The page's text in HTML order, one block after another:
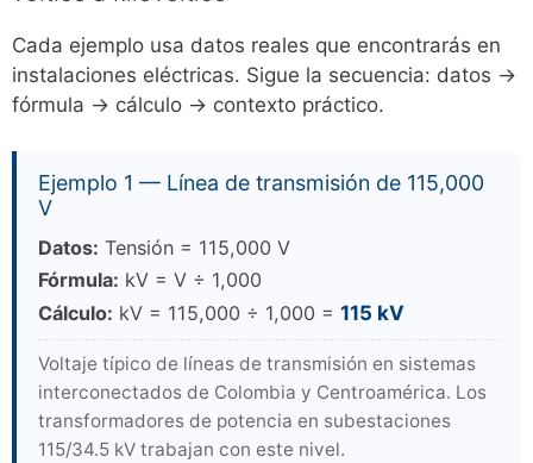
Cada ejemplo usa datos reales que encontrarás en
instalaciones eléctricas. Sigue la secuencia: datos →
fórmula → cálculo → contexto práctico.
Ejemplo 1 — Línea de transmisión de 115,000
V
Datos: Tensión = 115,000 V
Fórmula: kV = V ÷ 1,000
Cálculo: kV = 115,000 ÷ 1,000 = 115 kV
Voltaje típico de líneas de transmisión en sistemas
interconectados de Colombia y Centroamérica. Los
transformadores de potencia en subestaciones
115/34.5 kV trabajan con este nivel.